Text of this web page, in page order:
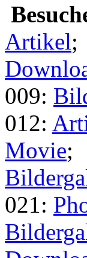
Artikel;
009:
012:
Movie;
021: